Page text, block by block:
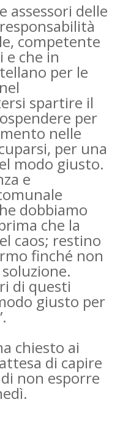
assessori delle
competente
che in
per le
spartire il
per
nelle
per una
modo giusto.
e
dobbiamo
che la
caos; restino
finché non
di questi
giusto per
chiesto ai
di capire
non esporre